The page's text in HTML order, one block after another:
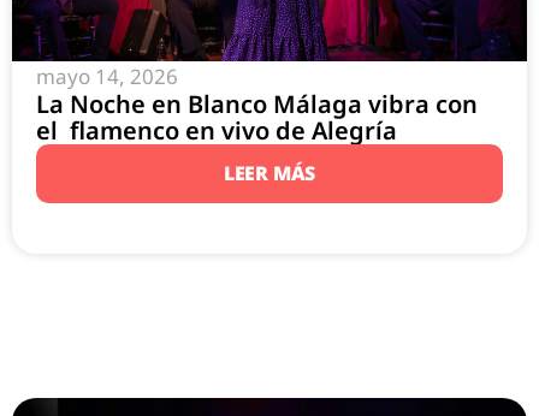
mayo 14, 2026
La Noche en Blanco Málaga vibra con
el flamenco en vivo de Alegría
LEER MÁS